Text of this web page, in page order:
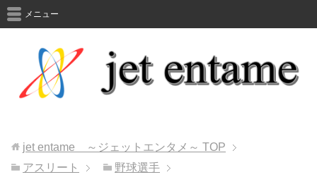
メニュー
jet entame ～ジェットエンタメ～ TOP
アスリート
野球選手